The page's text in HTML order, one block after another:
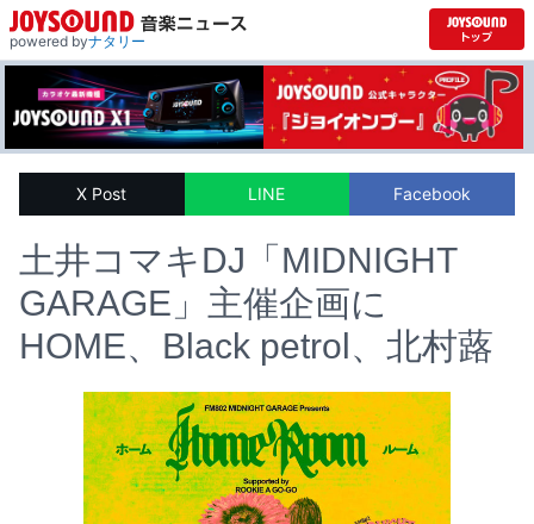
powered byナタリー
X Post LINE Facebook
土井コマキDJ「MIDNIGHT
GARAGE」主催企画に
HOME、Black petrol、北村蕗